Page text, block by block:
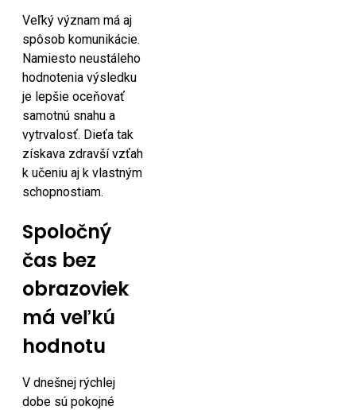
Veľký význam má aj
spôsob komunikácie.
Namiesto neustáleho
hodnotenia výsledku
je lepšie oceňovať
samotnú snahu a
vytrvalosť. Dieťa tak
získava zdravší vzťah
k učeniu aj k vlastným
schopnostiam.
Spoločný
čas bez
obrazoviek
má veľkú
hodnotu
V dnešnej rýchlej
dobe sú pokojné